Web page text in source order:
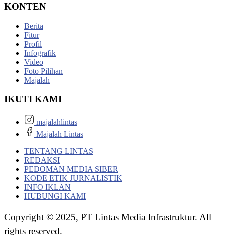
KONTEN
Berita
Fitur
Profil
Infografik
Video
Foto Pilihan
Majalah
IKUTI KAMI
majalahlintas
Majalah Lintas
TENTANG LINTAS
REDAKSI
PEDOMAN MEDIA SIBER
KODE ETIK JURNALISTIK
INFO IKLAN
HUBUNGI KAMI
Copyright © 2025, PT Lintas Media Infrastruktur. All
rights reserved.